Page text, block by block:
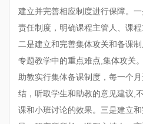
建立并完善相应制度进行保障。
责任制度，明确课程主管人、课程
二是建立和完善集体攻关和备课
专题教学中的重点难点,集体攻关
助教实行集体备课制度，每一个
结，听取学生和助教的意见建议,
课和小班讨论的效果。三是建立